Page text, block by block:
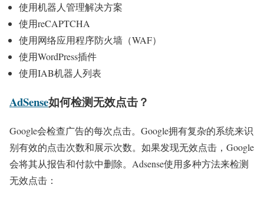
使用机器人管理解决方案
使用reCAPTCHA
使用网络应用程序防火墙（WAF）
使用WordPress插件
使用IAB机器人列表
AdSense如何检测无效点击？
Google会检查广告的每次点击。Google拥有复杂的系统来识
别有效的点击次数和展示次数。如果发现无效点击，Google
会将其从报告和付款中删除。Adsense使用多种方法来检测
无效点击：